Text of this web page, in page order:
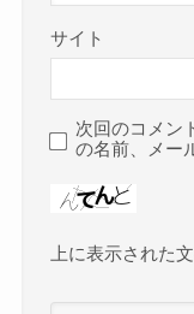
サイト
次回のコメン
の名前、メー
上に表示された